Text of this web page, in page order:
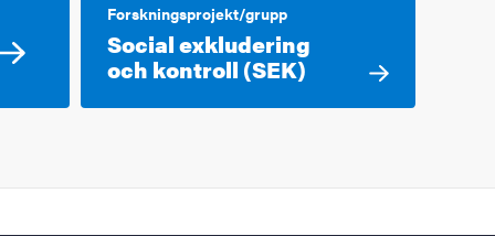
Forskningsprojekt/grupp
Social exkludering
och kontroll (SEK)